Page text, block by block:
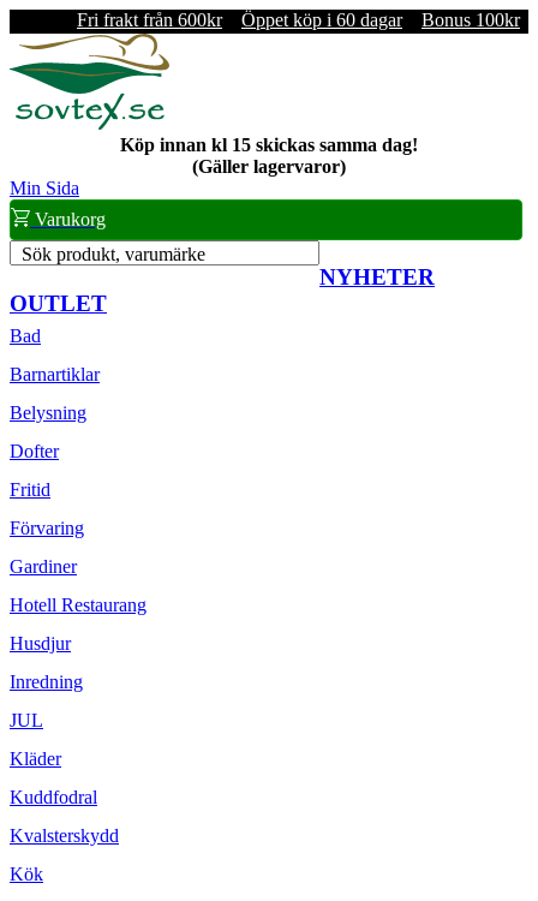
Fri frakt från 600kr Öppet köp i 60 dagar Bonus 100kr
Köp innan kl 15 skickas samma dag!
(Gäller lagervaror)
Min Sida
Varukorg
Sök produkt, varumärke
NYHETER
OUTLET
Bad
Barnartiklar
Belysning
Dofter
Fritid
Förvaring
Gardiner
Hotell Restaurang
Husdjur
Inredning
JUL
Kläder
Kuddfodral
Kvalsterskydd
Kök